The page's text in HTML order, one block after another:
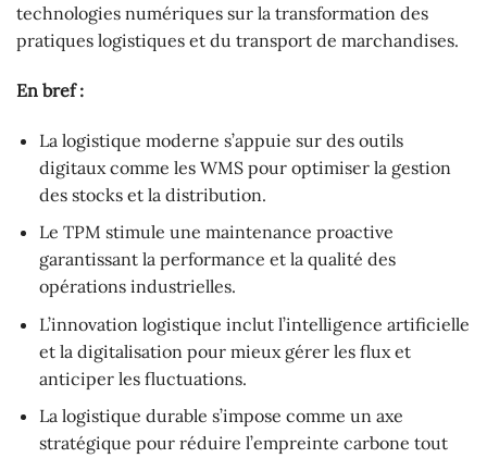
technologies numériques sur la transformation des
pratiques logistiques et du transport de marchandises.
En bref :
La logistique moderne s’appuie sur des outils
digitaux comme les WMS pour optimiser la gestion
des stocks et la distribution.
Le TPM stimule une maintenance proactive
garantissant la performance et la qualité des
opérations industrielles.
L’innovation logistique inclut l’intelligence artificielle
et la digitalisation pour mieux gérer les flux et
anticiper les fluctuations.
La logistique durable s’impose comme un axe
stratégique pour réduire l’empreinte carbone tout